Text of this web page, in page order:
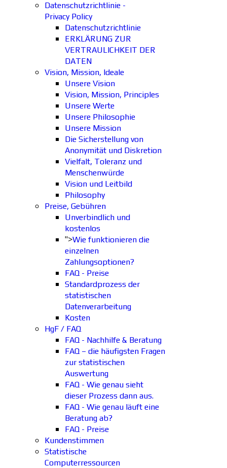
Datenschutzrichtlinie -
Privacy Policy
Datenschutzrichtlinie
ERKLÄRUNG ZUR
VERTRAULICHKEIT DER
DATEN
Vision, Mission, Ideale
Unsere Vision
Vision, Mission, Principles
Unsere Werte
Unsere Philosophie
Unsere Mission
Die Sicherstellung von
Anonymität und Diskretion
Vielfalt, Toleranz und
Menschenwürde
Vision und Leitbild
Philosophy
Preise, Gebühren
Unverbindlich und
kostenlos
">Wie funktionieren die
einzelnen
Zahlungsoptionen?
FAQ - Preise
Standardprozess der
statistischen
Datenverarbeitung
Kosten
HgF / FAQ
FAQ - Nachhilfe & Beratung
FAQ – die häufigsten Fragen
zur statistischen
Auswertung
FAQ - Wie genau sieht
dieser Prozess dann aus.
FAQ - Wie genau läuft eine
Beratung ab?
FAQ - Preise
Kundenstimmen
Statistische
Computerressourcen